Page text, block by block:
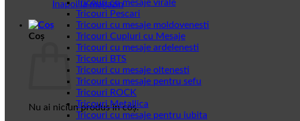
Înapoi la magazin
Coș
Nu ai niciun produs în coș.
Tricouri cu mesaje virale
Tricouri Pescari
Tricouri cu mesaje moldovenesti
Tricouri Cupluri cu Mesaje
Tricouri cu mesaje ardelenesti
Tricouri BTS
Tricouri cu mesaje oltenesti
Tricouri cu mesaje pentru sefu
Tricouri ROCK
Tricouri Metallica
Tricouri cu mesaje pentru iubita